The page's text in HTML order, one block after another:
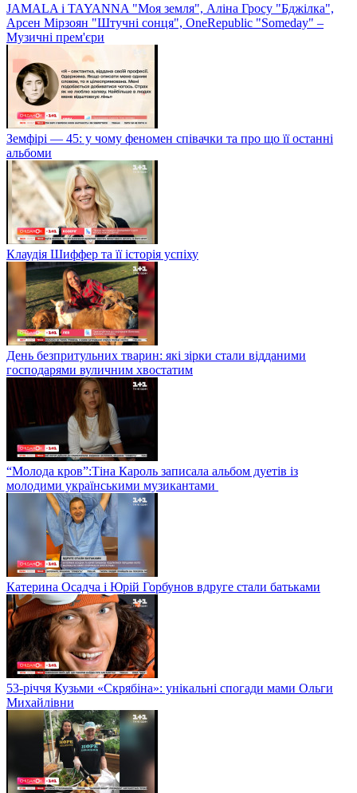
JAMALA і TAYANNA "Моя земля", Аліна Гросу "Бджілка",
Арсен Мірзоян "Штучні сонця", OneRepublic "Someday" –
Музичні прем'єри
Земфірі — 45: у чому феномен співачки та про що її останні
альбоми
Клаудія Шиффер та її історія успіху
День безпритульних тварин: які зірки стали відданими
господарями вуличним хвостатим
“Молода кров”:Тіна Кароль записала альбом дуетів із
молодими українськими музикантами
Катерина Осадча і Юрій Горбунов вдруге стали батьками
53-річчя Кузьми «Скрябіна»: унікальні спогади мами Ольги
Михайлівни